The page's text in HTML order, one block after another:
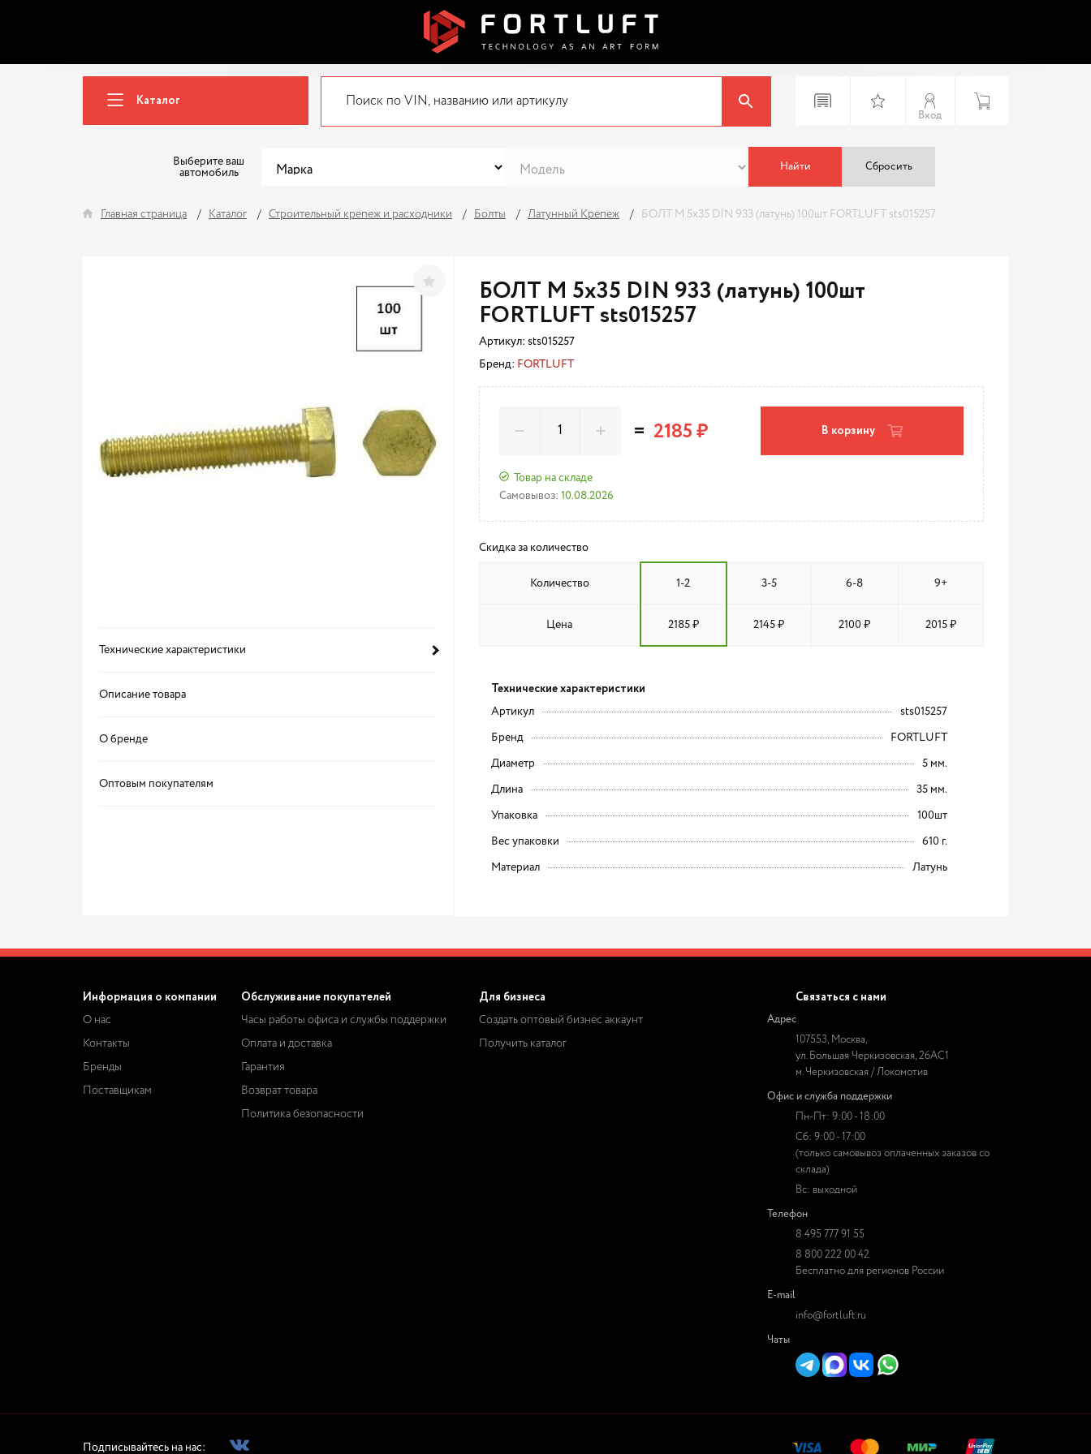
Каталог
Вход
Выберите ваш
автомобиль
Найти Сбросить
Главная страница Каталог Строительный крепеж и расходники Болты Латунный Крепеж БОЛТ М 5х35 DIN 933 (латунь) 100шт FORTLUFT sts015257
Технические характеристики
Описание товара
О бренде
Оптовым покупателям
БОЛТ М 5х35 DIN 933 (латунь) 100шт
FORTLUFT sts015257
Артикул: sts015257
Бренд: FORTLUFT
Товар на складе
Самовывоз: 10.08.2026
= 2185 ₽ В корзину
Скидка за количество
Количество 1-2 3-5 6-8 9+
Цена 2185 ₽ 2145 ₽ 2100 ₽ 2015 ₽
Технические характеристики
Артикул sts015257
Бренд FORTLUFT
Диаметр 5 мм.
Длина 35 мм.
Упаковка 100шт
Вес упаковки 610 г.
Материал Латунь
Информация о компании
О нас
Контакты
Бренды
Поставщикам
Обслуживание покупателей
Часы работы офиса и службы поддержки
Оплата и доставка
Гарантия
Возврат товара
Политика безопасности
Для бизнеса
Создать оптовый бизнес аккаунт
Получить каталог
Связаться с нами
Адрес
107553, Москва,
ул. Большая Черкизовская, 26АС1
м. Черкизовская / Локомотив
Офис и служба поддержки
Пн-Пт: 9:00 - 18:00
Сб: 9:00 - 17:00
(только самовывоз оплаченных заказов со
склада)
Вс: выходной
Телефон
8 495 777 91 55
8 800 222 00 42
Бесплатно для регионов России
E-mail
info@fortluft.ru
Чаты
Подписывайтесь на нас: